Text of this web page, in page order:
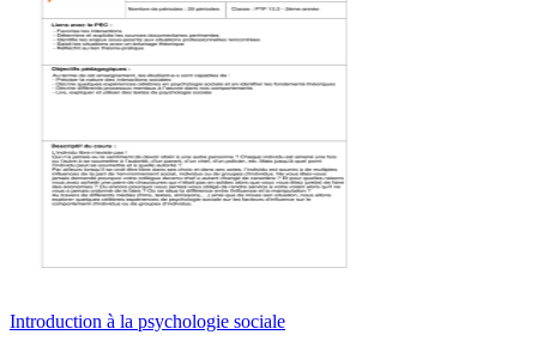
Introduction à la psychologie sociale